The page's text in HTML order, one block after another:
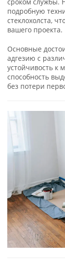
сроком службы.
подробную
стеклохолста,
вашего проекта.
Основные
адгезию с
устойчивость к
способность
без потери